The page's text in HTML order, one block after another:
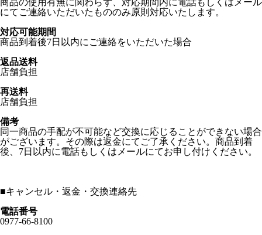
にてご連絡いただいたもののみ原則対応いたします。
対応可能期間
商品到着後7日以内にご連絡をいただいた場合
返品送料
店舗負担
再送料
店舗負担
備考
同一商品の手配が不可能など交換に応じることができない場合
がございます。その際は返金にてご了承ください。商品到着
後、7日以内に電話もしくはメールにてお申し付けください。
■キャンセル・返金・交換連絡先
電話番号
0977-66-8100